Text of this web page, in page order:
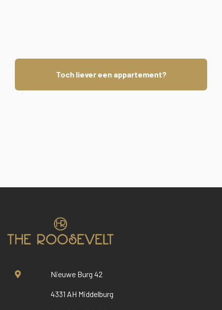
Toch liever een appartement?
Nieuwe Burg 42
4331 AH Middelburg